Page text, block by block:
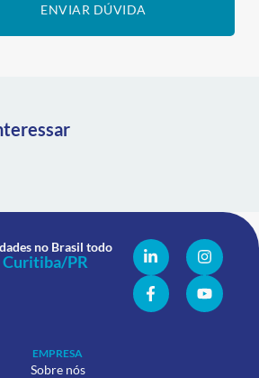
ENVIAR DÚVIDA
no Brasil todo
EMPRESA
Sobre nós